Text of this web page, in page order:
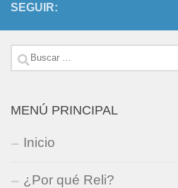
SEGUIR:
Buscar:
MENÚ PRINCIPAL
Inicio
¿Por qué Reli?